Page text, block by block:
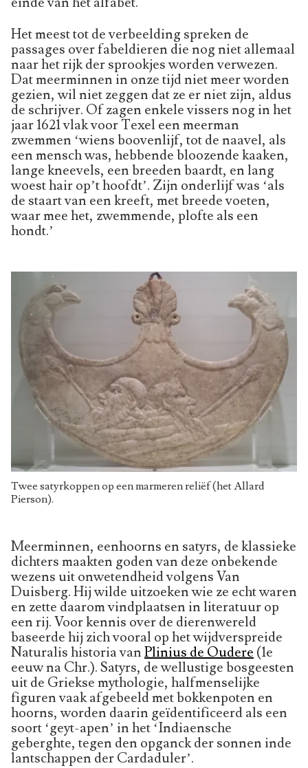
Het meest tot de verbeelding spreken de
passages over fabeldieren die nog niet allemaal
naar het rijk der sprookjes worden verwezen.
Dat meerminnen in onze tijd niet meer worden
gezien, wil niet zeggen dat ze er niet zijn, aldus
de schrijver. Of zagen enkele vissers nog in het
jaar 1621 vlak voor Texel een meerman
zwemmen ‘wiens boovenlijf, tot de naavel, als
een mensch was, hebbende bloozende kaaken,
lange kneevels, een breeden baardt, en lang
woest hair op’t hoofdt’. Zijn onderlijf was ‘als
de staart van een kreeft, met breede voeten,
waar mee het, zwemmende, plofte als een
hondt.’
Twee satyrkoppen op een marmeren reliëf (het Allard
Pierson).
Meerminnen, eenhoorns en satyrs, de klassieke
dichters maakten goden van deze onbekende
wezens uit onwetendheid volgens Van
Duisberg. Hij wilde uitzoeken wie ze echt waren
en zette daarom vindplaatsen in literatuur op
een rij. Voor kennis over de dierenwereld
baseerde hij zich vooral op het wijdverspreide
Naturalis historia vanPlinius de Oudere (1e
eeuw na Chr.). Satyrs, de wellustige bosgeesten
uit de Griekse mythologie, halfmenselijke
figuren vaak afgebeeld met bokkenpoten en
hoorns, worden daarin geïdentificeerd als een
soort ‘geyt-apen’ in het ‘Indiaensche
geberghte, tegen den opganck der sonnen inde
lantschappen der Cardaduler’.